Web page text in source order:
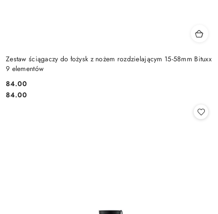
Zestaw ściągaczy do łożysk z nożem rozdzielającym 15-58mm Bituxx
9 elementów
Cena:
84.00
Cena:
84.00